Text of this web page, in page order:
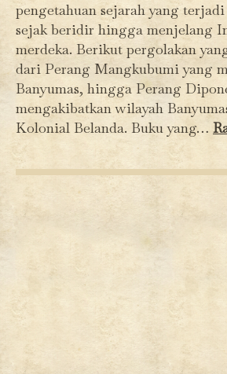
pengetahuan sejarah yang
sejak beridir hingga menjelang
merdeka. Berikut pergolakan
dari Perang Mangkubumi yang
Banyumas, hingga Perang
mengakibatkan wilayah
Kolonial Belanda. Buku yang…